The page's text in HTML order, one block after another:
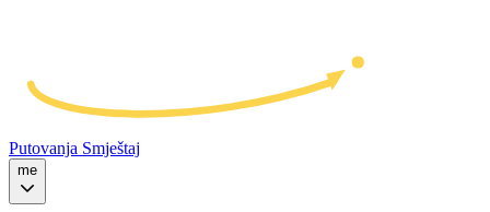
Putovanja Smještaj
me